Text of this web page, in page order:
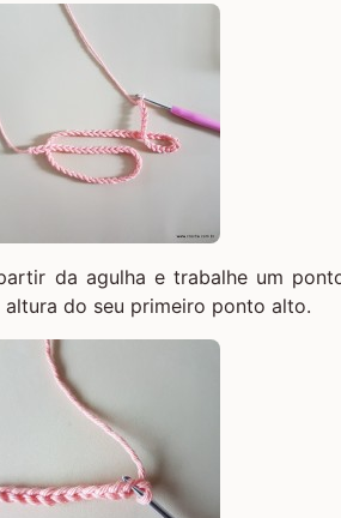
da agulha e trabalhe um
do seu primeiro ponto alto.